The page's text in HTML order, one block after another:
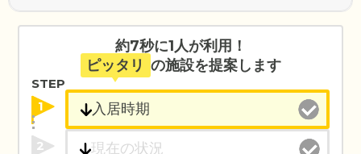
約7秒に1人が利用！
ピッタリ の施設を提案します
STEP
1
2